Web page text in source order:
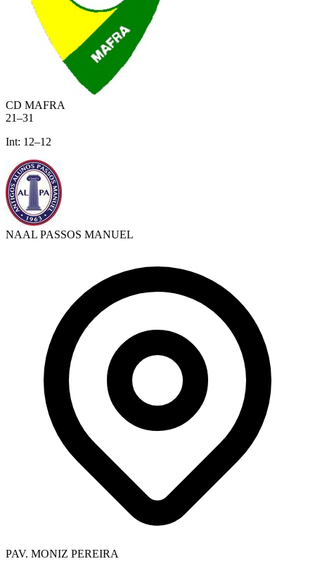
CD MAFRA
21–31
Int: 12–12
NAAL PASSOS MANUEL
PAV. MONIZ PEREIRA